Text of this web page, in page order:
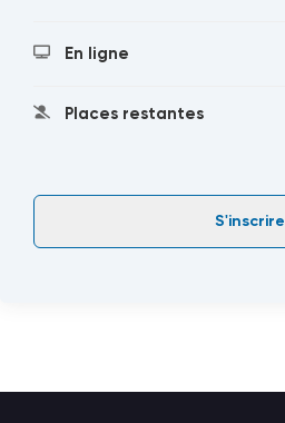
En ligne
Places restantes
S'inscrire